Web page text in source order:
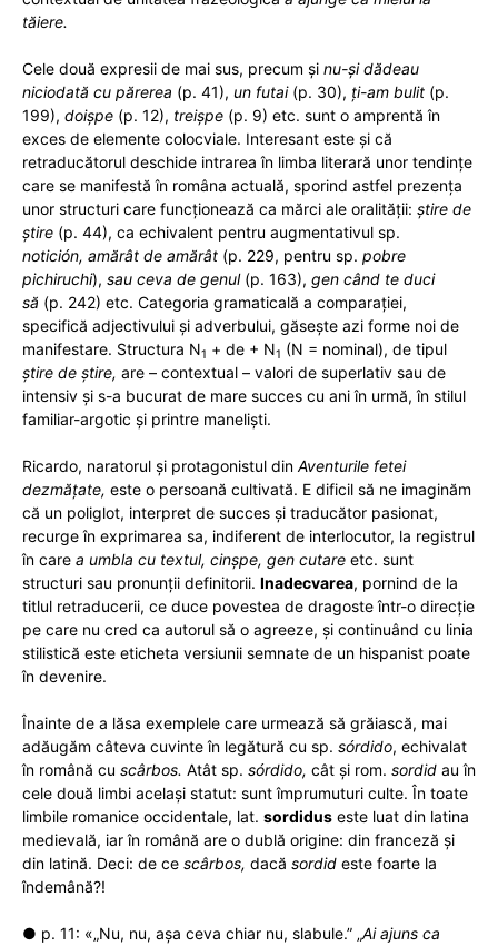
tăiere.
Cele două expresii de mai sus, precum și nu-și dădeau
niciodată cu părerea (p. 41), un futai(p. 30), ți-am bulit (p.
199), doișpe (p. 12), treișpe (p. 9) etc. sunt o amprentă în
exces de elemente colocviale. Interesant este și că
retraducătorul deschide intrarea în limba literară unor tendințe
care se manifestă în româna actuală, sporind astfel prezența
unor structuri care funcționează ca mărci ale oralității: știre de
știre (p. 44), ca echivalent pentru augmentativul sp.
notición, amărât de amărât (p. 229, pentru sp. pobre
pichiruchi), sau ceva de genul(p. 163), gen când te duci
să (p. 242) etc. Categoria gramaticală a comparației,
specifică adjectivului și adverbului, găsește azi forme noi de
manifestare. Structura N1 + de + N1 (N = nominal), de tipul
știre de știre, are – contextual – valori de superlativ sau de
intensiv și s-a bucurat de mare succes cu ani în urmă, în stilul
familiar-argotic și printre maneliști.
Ricardo, naratorul și protagonistul din Aventurile fetei
dezmățate, este o persoană cultivată. E dificil să ne imaginăm
că un poliglot, interpret de succes și traducător pasionat,
recurge în exprimarea sa, indiferent de interlocutor, la registrul
în care a umbla cu textul, cinșpe, gen cutare etc. sunt
structuri sau pronunții definitorii. Inadecvarea, pornind de la
titlul retraducerii, ce duce povestea de dragoste într-o direcție
pe care nu cred ca autorul să o agreeze, și continuând cu linia
stilistică este eticheta versiunii semnate de un hispanist poate
în devenire.
Înainte de a lăsa exemplele care urmează să grăiască, mai
adăugăm câteva cuvinte în legătură cu sp. sórdido, echivalat
în română cu scârbos. Atât sp. sórdido, cât și rom. sordid au în
cele două limbi același statut: sunt împrumuturi culte. În toate
limbile romanice occidentale, lat. sordidus este luat din latina
medievală, iar în română are o dublă origine: din franceză și
din latină. Deci: de ce scârbos, dacă sordid este foarte la
îndemână?!
● p. 11: «„Nu, nu, așa ceva chiar nu, slabule.” „Ai ajuns ca